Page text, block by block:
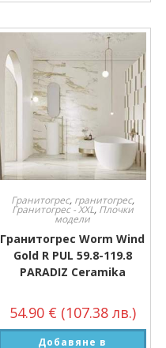
Гранитогрес, гранитогрес,
Гранитогрес - XXL, Плочки
модели
Гранитогрес Worm Wind
Gold R PUL 59.8-119.8
PARADIZ Ceramika
54.90 € (107.38 лв.)
Добавяне в